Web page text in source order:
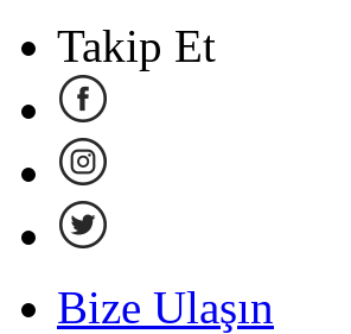
Takip Et
Bize Ulaşın